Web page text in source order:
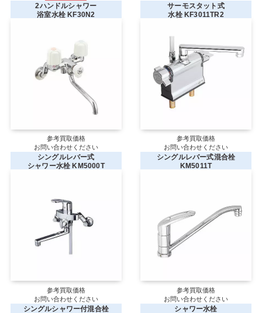
2ハンドルシャワー
浴室水栓 KF30N2
参考買取価格
お問い合わせください
サーモスタット式
水栓 KF3011TR2
参考買取価格
お問い合わせください
シングルレバー式
シャワー水栓 KM5000T
参考買取価格
お問い合わせください
シングルレバー式混合栓
KM5011T
参考買取価格
お問い合わせください
シングルシャワー付混合栓
シャワー水栓